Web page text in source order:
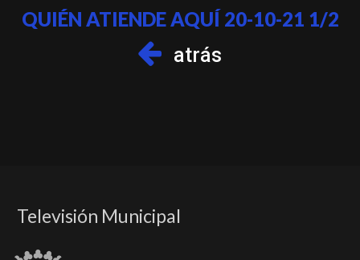
QUIÉN ATIENDE AQUÍ 20-10-21 1/2
atrás
Televisión Municipal